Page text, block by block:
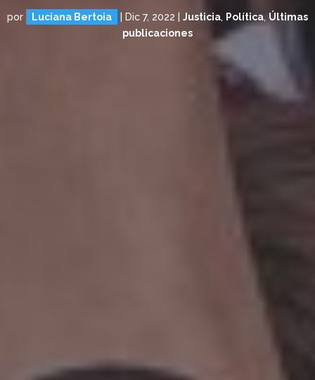
por Luciana Bertoia Dic 7, 2022 Justicia, Política, Últimas
publicaciones